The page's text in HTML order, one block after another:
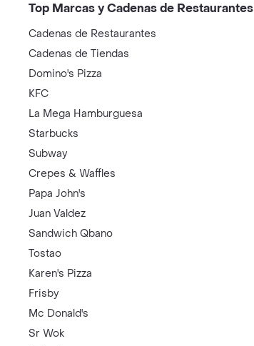
Top Marcas y Cadenas de Restaurantes
Cadenas de Restaurantes
Cadenas de Tiendas
Domino's Pizza
KFC
La Mega Hamburguesa
Starbucks
Subway
Crepes & Waffles
Papa John's
Juan Valdez
Sandwich Qbano
Tostao
Karen's Pizza
Frisby
Mc Donald's
Sr Wok